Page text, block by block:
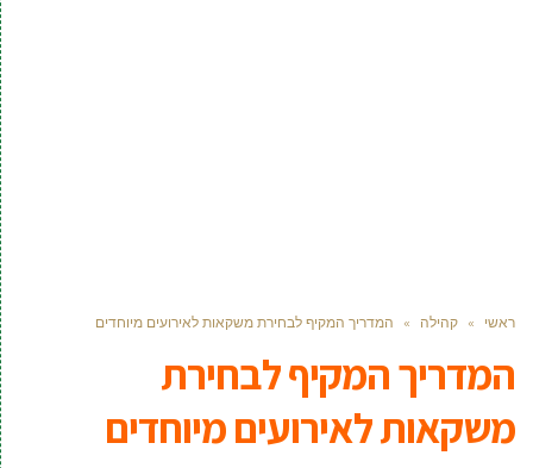
ראשי » קהילה » המדריך המקיף לבחירת משקאות לאירועים מיוחדים
המדריך המקיף לבחירת
משקאות לאירועים מיוחדים